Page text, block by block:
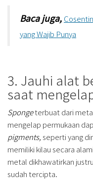
Baca juga,
yang Wajib Punya
3. Jauhi alat
saat
Spongeterbuat dari
mengelap permukaan
pigments,seperti yang
memiliki kilau secara
metal dikhawatirkan
sudah tercipta.